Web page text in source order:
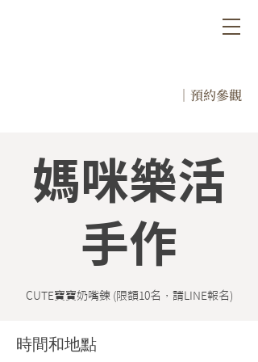
｜預約參觀
媽咪樂活
手作
時間和地點